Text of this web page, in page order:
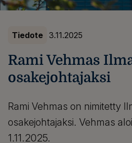
Tiedote 3.11.2025
Rami Vehmas
osakejohtajaksi
Rami Vehmas on nimitetty
osakejohtajaksi. Vehmas
1.11.2025.